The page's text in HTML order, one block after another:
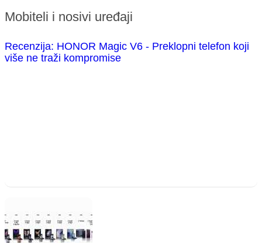
Mobiteli i nosivi uređaji
Recenzija: HONOR Magic V6 - Preklopni telefon koji
više ne traži kompromise